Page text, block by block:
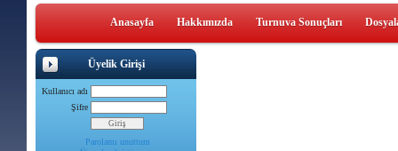
Anasayfa Hakkımızda Turnuva Sonuçları
Üyelik Girişi
Kullanıcı adı
Şifre
Parolamı unuttum